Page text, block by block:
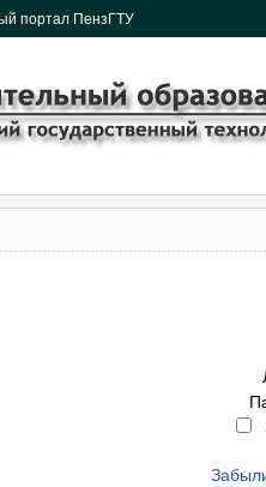
портал ПензГТУ